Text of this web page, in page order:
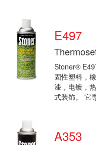
E497
Stoner®
固性塑料，
漆，电镀，
式装饰。 它
A353